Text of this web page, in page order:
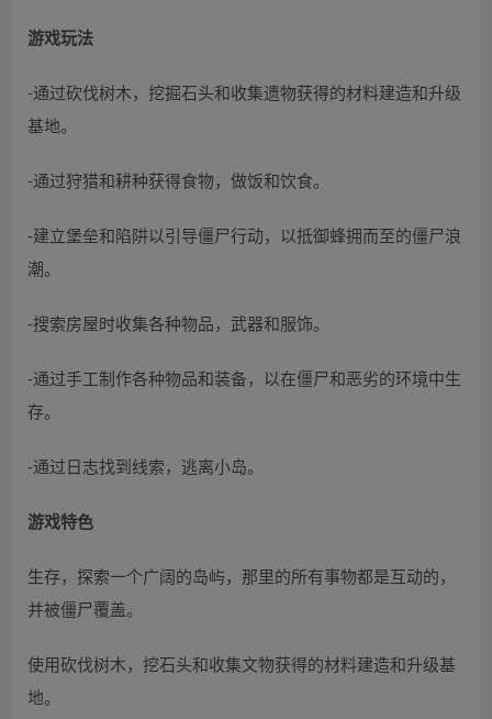
游戏玩法
-通过砍伐树木，挖掘石头和收集遗物获得的材料建造和升级
基地。
-通过狩猎和耕种获得食物，做饭和饮食。
-建立堡垒和陷阱以引导僵尸行动，以抵御蜂拥而至的僵尸浪
潮。
-搜索房屋时收集各种物品，武器和服饰。
-通过手工制作各种物品和装备，以在僵尸和恶劣的环境中生
存。
-通过日志找到线索，逃离小岛。
游戏特色
生存，探索一个广阔的岛屿，那里的所有事物都是互动的，
并被僵尸覆盖。
使用砍伐树木，挖石头和收集文物获得的材料建造和升级基
地。